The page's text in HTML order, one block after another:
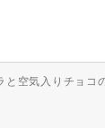
と空気入りチョコ